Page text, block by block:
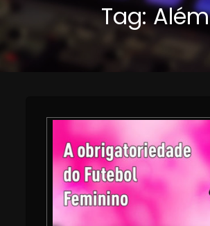
Tag:Além